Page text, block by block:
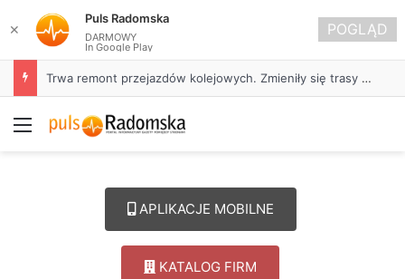
Trwa remont przejazdów kolejowych. Zmieniły się trasy autobusów MPK w Radomsku
Menu
APLIKACJE MOBILNE
KATALOG FIRM
✕
Puls Radomska
DARMOWY
In Google Play
POGLĄD